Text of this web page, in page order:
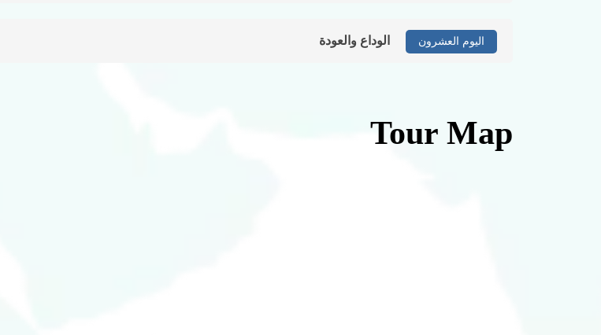
اليوم العشرون الوداع والعودة
Tour Map